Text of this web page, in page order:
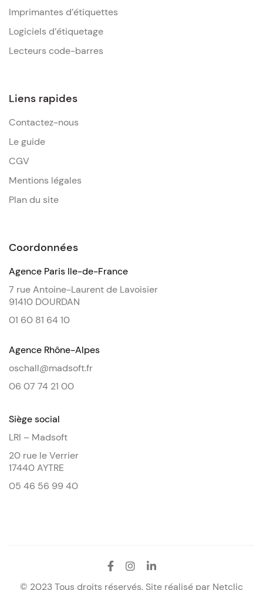
Imprimantes d’étiquettes
Logiciels d’étiquetage
Lecteurs code-barres
Liens rapides
Contactez-nous
Le guide
CGV
Mentions légales
Plan du site
Coordonnées
Agence Paris Ile-de-France
7 rue Antoine-Laurent de Lavoisier
91410 DOURDAN
01 60 81 64 10
Agence Rhône-Alpes
oschall@madsoft.fr
06 07 74 21 00
Siège social
LRI – Madsoft
20 rue le Verrier
17440 AYTRE
05 46 56 99 40
© 2023 Tous droits réservés. Site réalisé par Netclic